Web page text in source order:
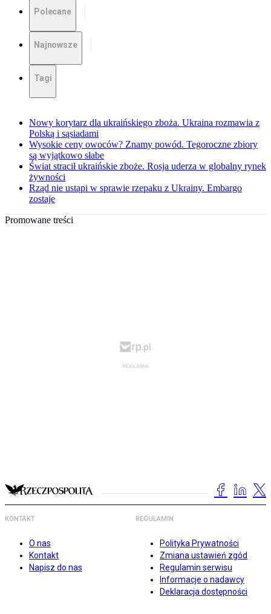
Polecane
Najnowsze
Tagi
Nowy korytarz dla ukraińskiego zboża. Ukraina rozmawia z
Polską i sąsiadami
Wysokie ceny owoców? Znamy powód. Tegoroczne zbiory
są wyjątkowo słabe
Świat stracił ukraińskie zboże. Rosja uderza w globalny rynek
żywności
Rząd nie ustąpi w sprawie rzepaku z Ukrainy. Embargo
zostaje
Promowane treści
KONTAKT
O nas
Kontakt
Napisz do nas
REGULAMIN
Polityka Prywatności
Zmiana ustawień zgód
Regulamin serwisu
Informacje o nadawcy
Deklaracja dostępności